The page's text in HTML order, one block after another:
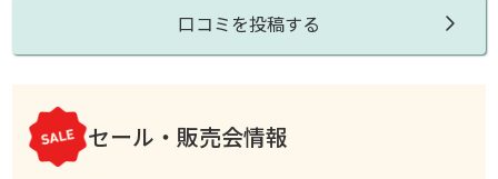
口コミを投稿する
セール・販売会情報